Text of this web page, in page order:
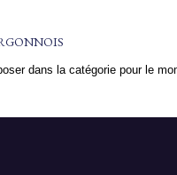
dans la catégorie pour le